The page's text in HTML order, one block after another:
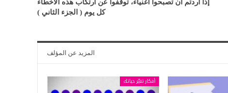
إذا أردتم أن تصبحوا أغنياء، توقفوا عن ارتكاب هذه الأخطاء
كل يوم ( الجزء الثاني )
المزيد عن المؤلف
أفكار تغيّر حياتك